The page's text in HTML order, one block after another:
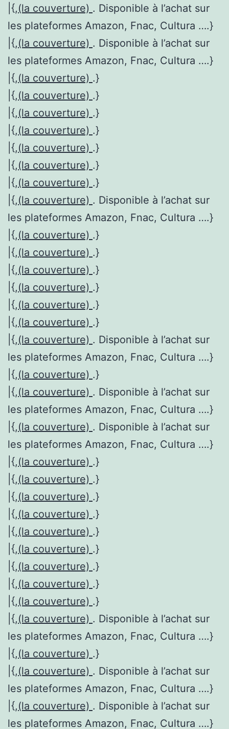
|{,(la couverture) . Disponible à l’achat sur
les plateformes Amazon, Fnac, Cultura ….}
|{,(la couverture) . Disponible à l’achat sur
les plateformes Amazon, Fnac, Cultura ….}
|{,(la couverture) .}
|{,(la couverture) .}
|{,(la couverture) .}
|{,(la couverture) .}
|{,(la couverture) .}
|{,(la couverture) .}
|{,(la couverture) .}
|{,(la couverture) . Disponible à l’achat sur
les plateformes Amazon, Fnac, Cultura ….}
|{,(la couverture) .}
|{,(la couverture) .}
|{,(la couverture) .}
|{,(la couverture) .}
|{,(la couverture) .}
|{,(la couverture) .}
|{,(la couverture) . Disponible à l’achat sur
les plateformes Amazon, Fnac, Cultura ….}
|{,(la couverture) .}
|{,(la couverture) . Disponible à l’achat sur
les plateformes Amazon, Fnac, Cultura ….}
|{,(la couverture) . Disponible à l’achat sur
les plateformes Amazon, Fnac, Cultura ….}
|{,(la couverture) .}
|{,(la couverture) .}
|{,(la couverture) .}
|{,(la couverture) .}
|{,(la couverture) .}
|{,(la couverture) .}
|{,(la couverture) .}
|{,(la couverture) .}
|{,(la couverture) .}
|{,(la couverture) . Disponible à l’achat sur
les plateformes Amazon, Fnac, Cultura ….}
|{,(la couverture) .}
|{,(la couverture) . Disponible à l’achat sur
les plateformes Amazon, Fnac, Cultura ….}
|{,(la couverture) . Disponible à l’achat sur
les plateformes Amazon, Fnac, Cultura ….}